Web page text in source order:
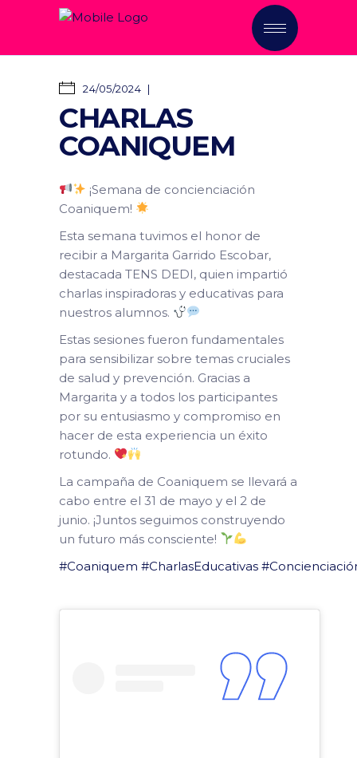
24/05/2024
CHARLAS
COANIQUEM
¡Semana de concienciación
Coaniquem!
Esta semana tuvimos el honor de
recibir a Margarita Garrido Escobar,
destacada TENS DEDI, quien impartió
charlas inspiradoras y educativas para
nuestros alumnos.
Estas sesiones fueron fundamentales
para sensibilizar sobre temas cruciales
de salud y prevención. Gracias a
Margarita y a todos los participantes
por su entusiasmo y compromiso en
hacer de esta experiencia un éxito
rotundo.
La campaña de Coaniquem se llevará a
cabo entre el 31 de mayo y el 2 de
junio. ¡Juntos seguimos construyendo
un futuro más consciente!
#Coaniquem #CharlasEducativas